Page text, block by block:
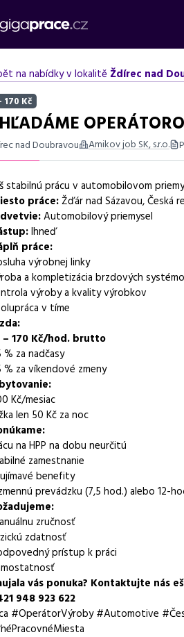
na nabídky v lokalitěŽdírec nad
170 Kč
nad Doubravou Amikov job SK, s.r.o.
práce na HPP v Žďáru nad Sázavou
informace
profese operátor
/ skupina
nabídky
výkonu práce
/ agentura
úvazku
doba
práce
pro uchazeče z okolí
benefity
stabilnú prácu v automobilovom
práce:Žďár nad Sázavou, Česká
Automobilový priemysel
Ihneď
práce:
výrobnej linky
a kompletizácia brzdových
výroby a kvality výrobkov
v tíme
– 170 Kč/hod. brutto
% za nadčasy
% za víkendové zmeny
Kč/mesiac
len 50 Kč za noc
na HPP na dobu neurčitú
zamestnanie
benefity
prevádzku (7,5 hod.) alebo 12-
zručnosť
zdatnosť
prístup k práci
vás ponuka? Kontaktujte nás
948 923 622
#OperátorVýroby #Automotive